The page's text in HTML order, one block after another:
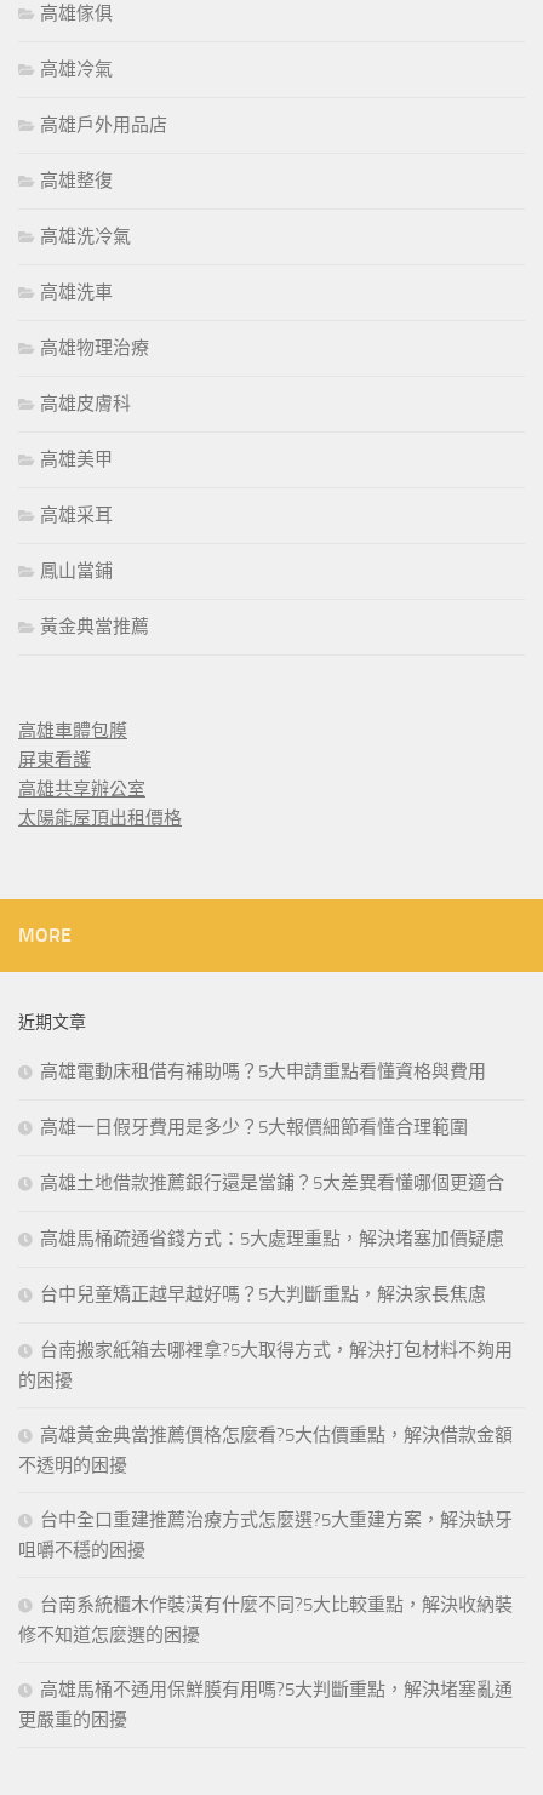
高雄傢俱
高雄冷氣
高雄戶外用品店
高雄整復
高雄洗冷氣
高雄洗車
高雄物理治療
高雄皮膚科
高雄美甲
高雄采耳
鳳山當鋪
黃金典當推薦
高雄車體包膜
屏東看護
高雄共享辦公室
太陽能屋頂出租價格
MORE
近期文章
高雄電動床租借有補助嗎？5大申請重點看懂資格與費用
高雄一日假牙費用是多少？5大報價細節看懂合理範圍
高雄土地借款推薦銀行還是當鋪？5大差異看懂哪個更適合
高雄馬桶疏通省錢方式：5大處理重點，解決堵塞加價疑慮
台中兒童矯正越早越好嗎？5大判斷重點，解決家長焦慮
台南搬家紙箱去哪裡拿?5大取得方式，解決打包材料不夠用
的困擾
高雄黃金典當推薦價格怎麼看?5大估價重點，解決借款金額
不透明的困擾
台中全口重建推薦治療方式怎麼選?5大重建方案，解決缺牙
咀嚼不穩的困擾
台南系統櫃木作裝潢有什麼不同?5大比較重點，解決收納裝
修不知道怎麼選的困擾
高雄馬桶不通用保鮮膜有用嗎?5大判斷重點，解決堵塞亂通
更嚴重的困擾